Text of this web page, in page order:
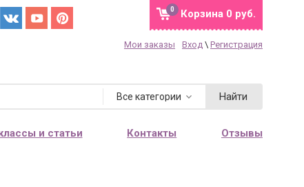
Корзина 0 руб.
0
Мои заказы Вход \ Регистрация
Все категории Найти
и статьи Контакты Отзывы